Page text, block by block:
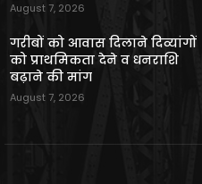
August 7, 2026
गरीबों को आवास दिलाने दिव्यांगों
को प्राथमिकता देने व धनराशि
बढ़ाने की मांग
August 7, 2026